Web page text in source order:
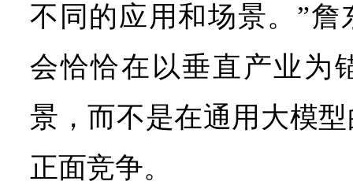
不同的应用和场景。”
会恰恰在以垂直产业为
景，而不是在通用大模
正面竞争。